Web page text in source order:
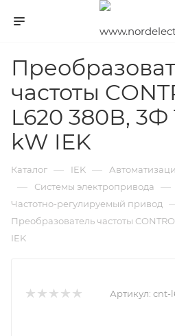
частоты
L620 380В, 3Ф
kW IEK
Каталог — IEK —
— Системы электропривода —
Частотно-регулируемый привод
Преобразователь частоты
IEK
Артикул: cnt-